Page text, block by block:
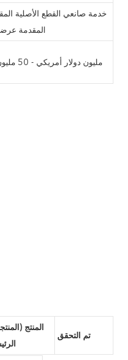
خدمة صانعي القطع الأصلية
المقدمة
10 مليون دولار أمريكي - 50 مليون دولار أمريكي
المنتج
تم التحقق